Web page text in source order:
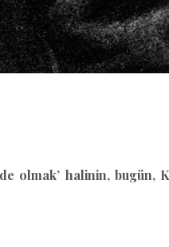
olmak’ halinin,